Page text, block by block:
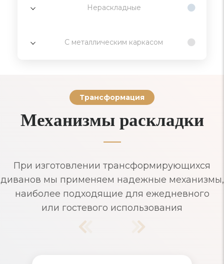
Нераскладные
С металлическим каркасом
Трансформация
Механизмы раскладки
При изготовлении трансформирующихся
диванов мы применяем надежные механизмы,
наиболее подходящие для ежедневного
или гостевого использования